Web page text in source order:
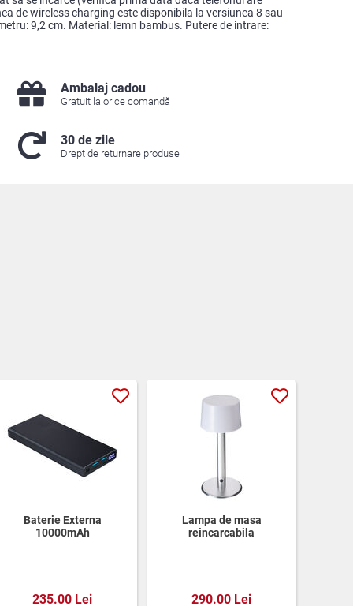
de wireless charging este disponibila la versiunea 8 sau
9,2 cm. Material: lemn bambus. Putere de intrare:
Ambalaj cadou
Gratuit la orice comandă
30 de zile
Drept de returnare produse
Baterie Externa
10000mAh
235.00 Lei
Lampa de masa
reincarcabila
290.00 Lei